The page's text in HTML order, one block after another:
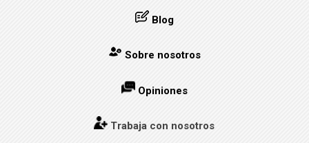
Blog
Sobre nosotros
Opiniones
Trabaja con nosotros